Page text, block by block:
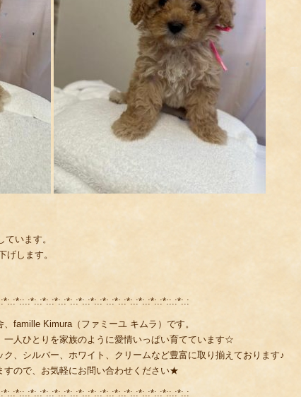
ています。
げします。
famille Kimura（ファミーユ キムラ）です。
一人ひとりを家族のように愛情いっぱい育てています☆
、シルバー、ホワイト、クリームなど豊富に取り揃えております♪
すので、お気軽にお問い合わせください★